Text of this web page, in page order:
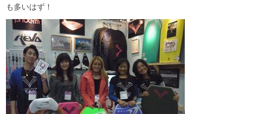
も多いはず！